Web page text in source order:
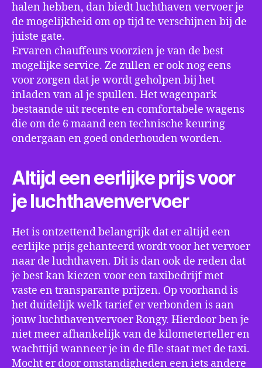
halen hebben, dan biedt luchthaven vervoer je
de mogelijkheid om op tijd te verschijnen bij de
juiste gate.
Ervaren chauffeurs voorzien je van de best
mogelijke service. Ze zullen er ook nog eens
voor zorgen dat je wordt geholpen bij het
inladen van al je spullen. Het wagenpark
bestaande uit recente en comfortabele wagens
die om de 6 maand een technische keuring
ondergaan en goed onderhouden worden.
Altijd een eerlijke prijs voor
je luchthavenvervoer
Het is ontzettend belangrijk dat er altijd een
eerlijke prijs gehanteerd wordt voor het vervoer
naar de luchthaven. Dit is dan ook de reden dat
je best kan kiezen voor een taxibedrijf met
vaste en transparante prijzen. Op voorhand is
het duidelijk welk tarief er verbonden is aan
jouw luchthavenvervoer Rongy. Hierdoor ben je
niet meer afhankelijk van de kilometerteller en
wachttijd wanneer je in de file staat met de taxi.
Mocht er door omstandigheden een iets andere